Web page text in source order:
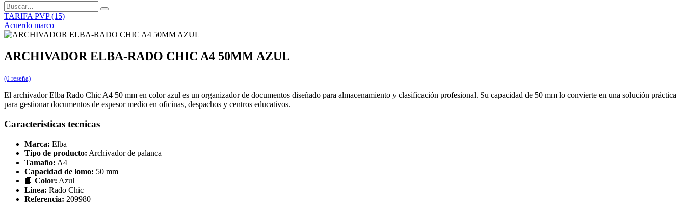
TARIFA PVP (15)
Acuerdo marco
ARCHIVADOR ELBA-RADO CHIC A4 50MM AZUL
(0 reseña)
El archivador Elba Rado Chic A4 50 mm en color azul es un organizador de documentos diseñado para almacenamiento y clasificación profesional. Su capacidad de 50 mm lo convierte en una solución práctica
para gestionar documentos de espesor medio en oficinas, despachos y centros educativos.
Caracteristicas tecnicas
Marca: Elba
Tipo de producto: Archivador de palanca
Tamaño: A4
Capacidad de lomo: 50 mm
📘 Color: Azul
Linea: Rado Chic
Referencia: 209980